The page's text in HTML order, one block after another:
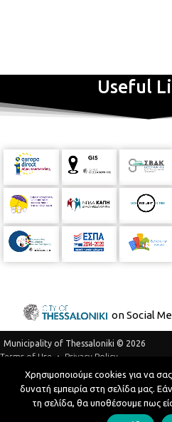
Useful
on Social
Municipality of Thessaloniki © 2026
Terms of Use
Privacy Policy
Telephone Catalog
Developed byMyCompany Projects
Χρησιμοποιούμε cookies για να
δυνατή εμπειρία στη σελίδα μας.
τη σελίδα, θα υποθέσουμε πως